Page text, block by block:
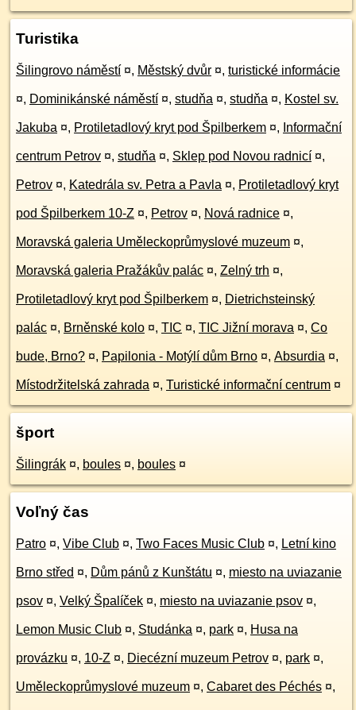
Turistika
Šilingrovo náměstí ¤, Městský dvůr ¤, turistické informácie
¤, Dominikánské náměstí ¤, studňa ¤, studňa ¤, Kostel sv.
Jakuba ¤, Protiletadlový kryt pod Špilberkem ¤, Informační
centrum Petrov ¤, studňa ¤, Sklep pod Novou radnicí ¤,
Petrov ¤, Katedrála sv. Petra a Pavla ¤, Protiletadlový kryt
pod Špilberkem 10-Z ¤, Petrov ¤, Nová radnice ¤,
Moravská galeria Uměleckoprůmyslové muzeum ¤,
Moravská galeria Pražákův palác ¤, Zelný trh ¤,
Protiletadlový kryt pod Špilberkem ¤, Dietrichsteinský
palác ¤, Brněnské kolo ¤, TIC ¤, TIC Jižní morava ¤, Co
bude, Brno? ¤, Papilonia - Motýlí dům Brno ¤, Absurdia ¤,
Místodržitelská zahrada ¤, Turistické informační centrum ¤
šport
Šilingrák ¤, boules ¤, boules ¤
Voľný čas
Patro ¤, Vibe Club ¤, Two Faces Music Club ¤, Letní kino
Brno střed ¤, Dům pánů z Kunštátu ¤, miesto na uviazanie
psov ¤, Velký Špalíček ¤, miesto na uviazanie psov ¤,
Lemon Music Club ¤, Studánka ¤, park ¤, Husa na
provázku ¤, 10-Z ¤, Diecézní muzeum Petrov ¤, park ¤,
Uměleckoprůmyslové muzeum ¤, Cabaret des Péchés ¤,